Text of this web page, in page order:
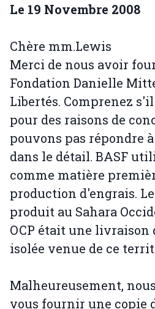
Le 19 Novembre 2008
Chère mm.Lewis
Merci de nous avoir
Fondation Danielle
Libertés. Comprenez
pour des raisons de
pouvons pas répondre
dans le détail. BASF
comme matière
production d'engrais.
produit au Sahara
OCP était une
isolée venue de ce
Malheureusement,
vous fournir une copie